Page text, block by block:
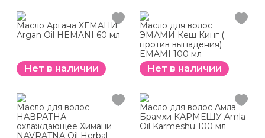
Масло Аргана ХЕМАНИ
Argan Oil HEMANI 60 мл
Нет в наличии
Масло для волос
ЭМАМИ Кеш Кинг (
против выпадения)
EMAMI 100 мл
Нет в наличии
Масло для волос
НАВРАТНА
охлаждающее Химани
NAVRATNA Oil Herbal
Масло для волос Амла
Брамхи КАРМЕШУ Amla
Oil Karmeshu 100 мл